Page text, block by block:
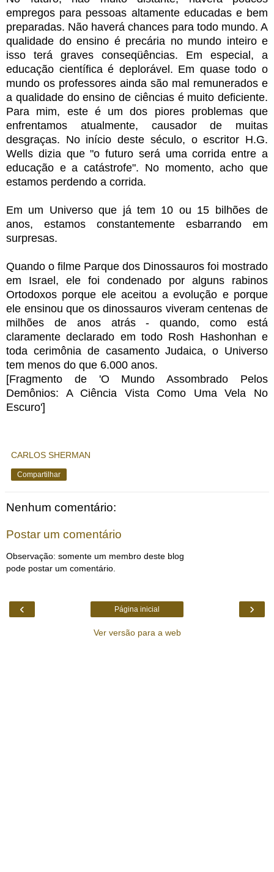
empregos para pessoas altamente educadas e bem
preparadas. Não haverá chances para todo mundo. A
qualidade do ensino é precária no mundo inteiro e
isso terá graves conseqüências. Em especial, a
educação científica é deplorável. Em quase todo o
mundo os professores ainda são mal remunerados e
a qualidade do ensino de ciências é muito deficiente.
Para mim, este é um dos piores problemas que
enfrentamos atualmente, causador de muitas
desgraças. No início deste século, o escritor H.G.
Wells dizia que "o futuro será uma corrida entre a
educação e a catástrofe". No momento, acho que
estamos perdendo a corrida.
Em um Universo que já tem 10 ou 15 bilhões de
anos, estamos constantemente esbarrando em
surpresas.
Quando o filme Parque dos Dinossauros foi mostrado
em Israel, ele foi condenado por alguns rabinos
Ortodoxos porque ele aceitou a evolução e porque
ele ensinou que os dinossauros viveram centenas de
milhões de anos atrás - quando, como está
claramente declarado em todo Rosh Hashonhan e
toda cerimônia de casamento Judaica, o Universo
tem menos do que 6.000 anos.
[Fragmento de 'O Mundo Assombrado Pelos
Demônios: A Ciência Vista Como Uma Vela No
Escuro']
CARLOS SHERMAN
Compartilhar
Nenhum comentário:
Postar um comentário
Observação: somente um membro deste blog
pode postar um comentário.
‹ ›
Página inicial
Ver versão para a web